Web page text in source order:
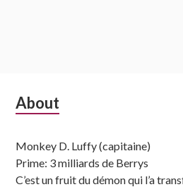
Subsidiary
About
Monkey D. Luffy (capitaine)
Prime: 3 milliards de Berrys
C’est un fruit du démon qui l’a